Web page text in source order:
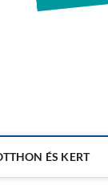
ÉS KERT